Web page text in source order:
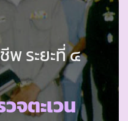
พ ระยะที่ ๔
จตะเวน